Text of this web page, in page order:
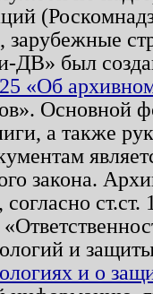
зарубежные
ДВ» был
«Об
Основной
а также
закона.
и
и о